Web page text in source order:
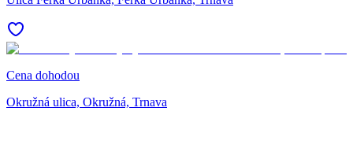
Cena dohodou
Okružná ulica, Okružná, Trnava